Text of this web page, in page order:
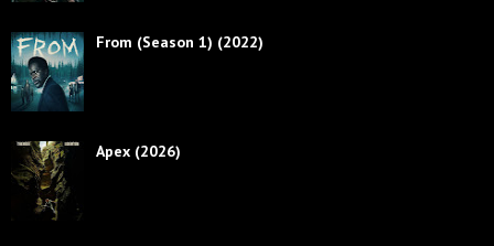
From (Season 1) (2022)
Apex (2026)